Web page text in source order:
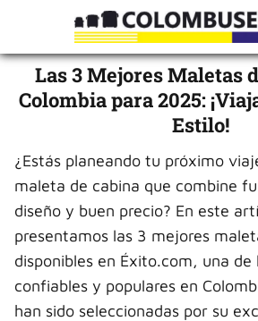
Las 3 Mejores Maletas
Colombia para 2025:
Estilo!
¿Estás planeando tu próximo
maleta de cabina que combine
diseño y buen precio? En este
presentamos las 3 mejores
disponibles en Éxito.com, una de
confiables y populares en
han sido seleccionadas por su